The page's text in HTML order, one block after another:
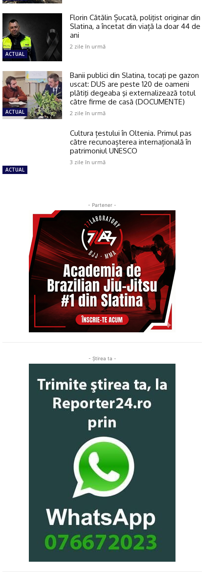
ACTUAL
Florin Cătălin Șucată, poliţist originar din
Slatina, a încetat din viață la doar 44 de
ani
2 zile în urmă
ACTUAL
Banii publici din Slatina, tocaţi pe gazon
uscat: DUS are peste 120 de oameni
plătiţi degeaba şi externalizează totul
către firme de casă (DOCUMENTE)
2 zile în urmă
ACTUAL
Cultura țestului în Oltenia. Primul pas
către recunoașterea internațională în
patrimoniul UNESCO
3 zile în urmă
- Partener -
- Ştirea ta -